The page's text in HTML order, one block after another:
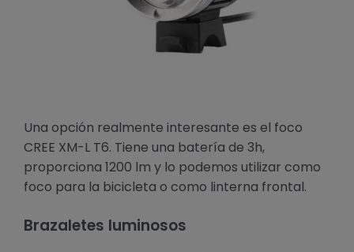
Una opción realmente interesante es el foco
CREE XM-L T6. Tiene una batería de 3h,
proporciona 1200 lm y lo podemos utilizar como
foco para la bicicleta o como linterna frontal.
Brazaletes luminosos